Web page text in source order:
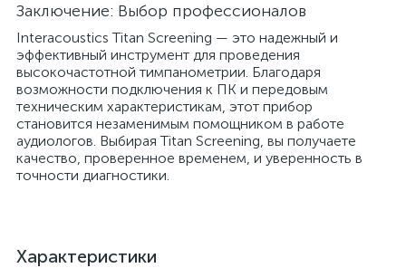
Заключение: Выбор профессионалов
Interacoustics Titan Screening — это надежный и
эффективный инструмент для проведения
высокочастотной тимпанометрии. Благодаря
возможности подключения к ПК и передовым
техническим характеристикам, этот прибор
становится незаменимым помощником в работе
аудиологов. Выбирая Titan Screening, вы получаете
качество, проверенное временем, и уверенность в
точности диагностики.
Характеристики